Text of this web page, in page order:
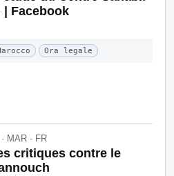
| Facebook
Ora legale
MAR · FR
critiques contre le